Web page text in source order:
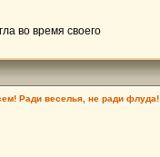
во время своего
Ради веселья, не ради флуда!